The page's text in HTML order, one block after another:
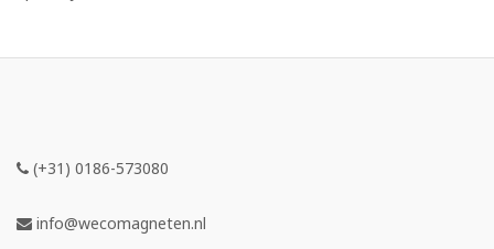
(+31) 0186-573080
info@wecomagneten.nl